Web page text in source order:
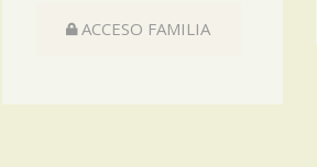
ACCESO FAMILIA